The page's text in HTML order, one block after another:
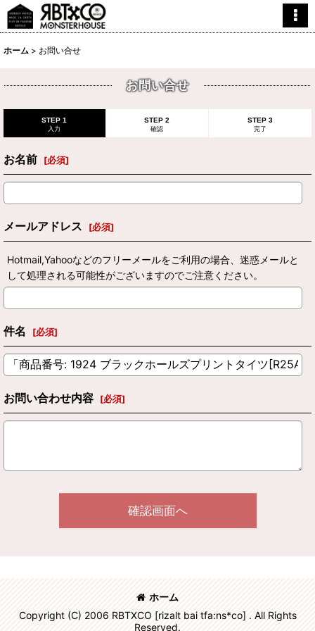
ホーム > お問い合せ
お問い合せ
STEP 1
入力
STEP 2
確認
STEP 3
完了
お名前 [必須]
メールアドレス [必須]
Hotmail,Yahooなどのフリーメールをご利用の場合、迷惑メールと
して処理される可能性がございますのでご注意ください。
件名 [必須]
お問い合わせ内容 [必須]
確認画面へ
ホーム
Copyright (C) 2006 RBTXCO [rizalt bai tfa:ns*co] . All Rights
Reserved.